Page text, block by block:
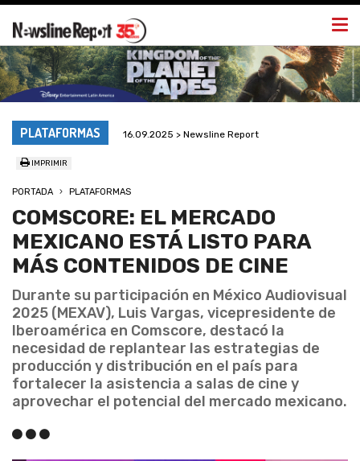
PLATAFORMAS 16.09.2025 > Newsline Report
IMPRIMIR
PORTADA PLATAFORMAS
COMSCORE: EL MERCADO
MEXICANO ESTÁ LISTO PARA
MÁS CONTENIDOS DE CINE
Durante su participación en México Audiovisual
2025 (MEXAV), Luis Vargas, vicepresidente de
Iberoamérica en Comscore, destacó la
necesidad de replantear las estrategias de
producción y distribución en el país para
fortalecer la asistencia a salas de cine y
aprovechar el potencial del mercado mexicano.